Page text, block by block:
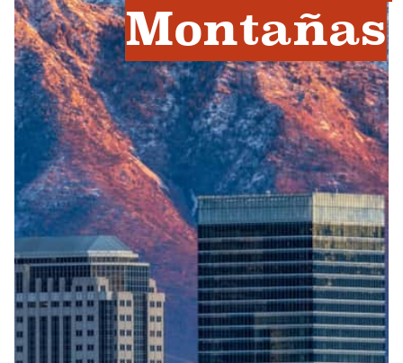
Montañas